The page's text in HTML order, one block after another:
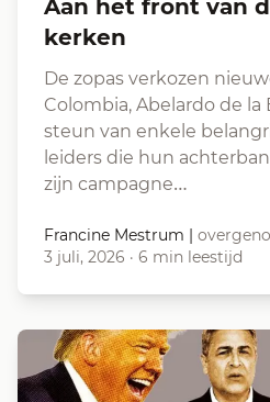
Aan het front van de evangelische
kerken
De zopas verkozen
Colombia, Abelardo de la
steun van enkele
leiders die hun
zijn campagne…
Francine Mestrum |
3 juli, 2026 · 6 min leestijd